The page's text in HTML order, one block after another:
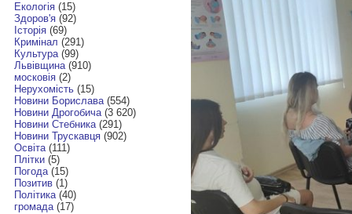
Екологія(15)
Здоров'я(92)
Історія(69)
Кримінал (291)
Культура(99)
Львівщина(910)
московія(2)
Нерухомість(15)
Новини Борислава(554)
Новини Дрогобича(3 620)
Новини Стебника(291)
Новини Трускавця(902)
Освіта(111)
Плітки(5)
Погода(15)
Позитив(1)
Політика(40)
громада(17)